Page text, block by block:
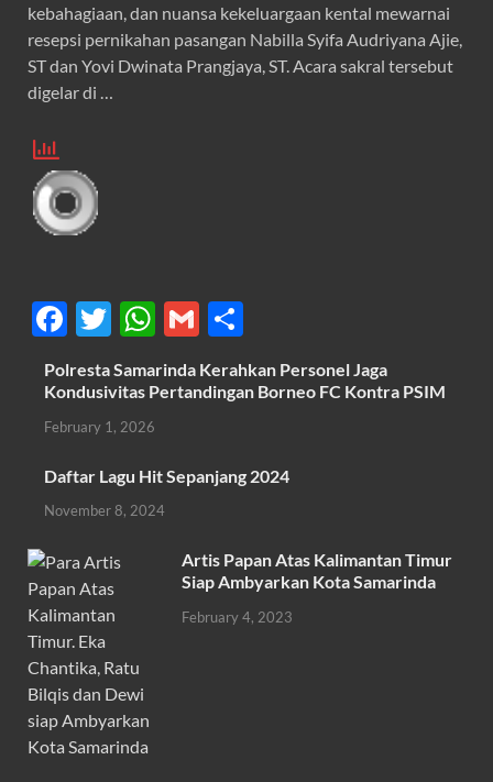
kebahagiaan, dan nuansa kekeluargaan kental mewarnai
resepsi pernikahan pasangan Nabilla Syifa Audriyana Ajie,
ST dan Yovi Dwinata Prangjaya, ST. Acara sakral tersebut
digelar di …
F
ac
e
b
o
k
T
w
itt
er
W
h
at
p
p
G
m
ail
h
ar
Polresta Samarinda Kerahkan Personel Jaga
Kondusivitas Pertandingan Borneo FC Kontra PSIM
February 1, 2026
Daftar Lagu Hit Sepanjang 2024
November 8, 2024
Artis Papan Atas Kalimantan Timur
Siap Ambyarkan Kota Samarinda
February 4, 2023